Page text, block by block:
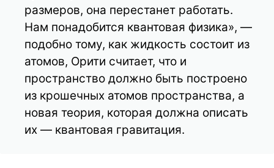
размеров, она перестанет работать.
Нам понадобится квантовая физика», —
подобно тому, как жидкость состоит из
атомов, Орити считает, что и
пространство должно быть построено
из крошечных атомов пространства, а
новая теория, которая должна описать
их — квантовая гравитация.